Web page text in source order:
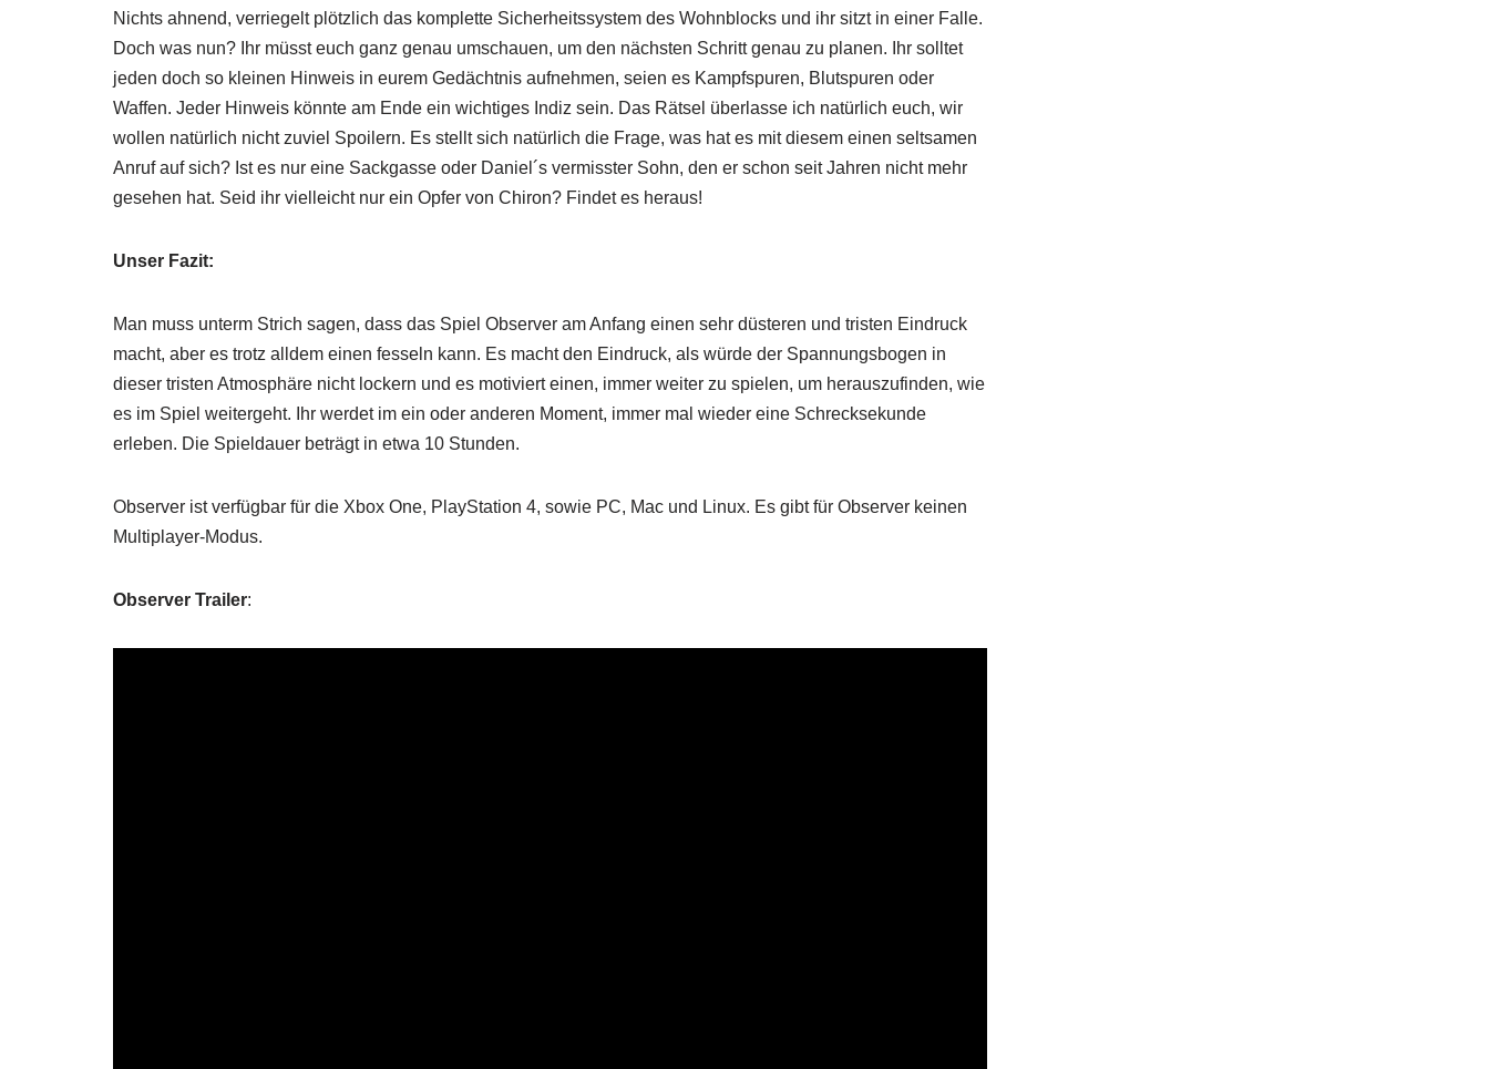
Nichts ahnend, verriegelt plötzlich das komplette Sicherheitssystem des Wohnblocks und ihr sitzt in einer Falle.
Doch was nun? Ihr müsst euch ganz genau umschauen, um den nächsten Schritt genau zu planen. Ihr solltet
jeden doch so kleinen Hinweis in eurem Gedächtnis aufnehmen, seien es Kampfspuren, Blutspuren oder
Waffen. Jeder Hinweis könnte am Ende ein wichtiges Indiz sein. Das Rätsel überlasse ich natürlich euch, wir
wollen natürlich nicht zuviel Spoilern. Es stellt sich natürlich die Frage, was hat es mit diesem einen seltsamen
Anruf auf sich? Ist es nur eine Sackgasse oder Daniel´s vermisster Sohn, den er schon seit Jahren nicht mehr
gesehen hat. Seid ihr vielleicht nur ein Opfer von Chiron? Findet es heraus!
Unser Fazit:
Man muss unterm Strich sagen, dass das Spiel Observer am Anfang einen sehr düsteren und tristen Eindruck
macht, aber es trotz alldem einen fesseln kann. Es macht den Eindruck, als würde der Spannungsbogen in
dieser tristen Atmosphäre nicht lockern und es motiviert einen, immer weiter zu spielen, um herauszufinden, wie
es im Spiel weitergeht. Ihr werdet im ein oder anderen Moment, immer mal wieder eine Schrecksekunde
erleben. Die Spieldauer beträgt in etwa 10 Stunden.
Observer ist verfügbar für die Xbox One, PlayStation 4, sowie PC, Mac und Linux. Es gibt für Observer keinen
Multiplayer-Modus.
Observer Trailer: